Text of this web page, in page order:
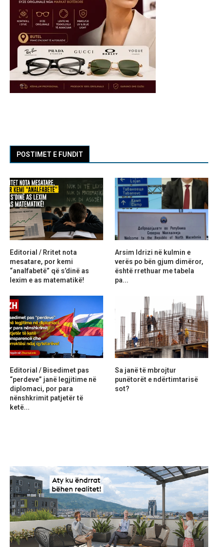
POSTIMET E FUNDIT
Editorial / Rritet nota
mesatare, por kemi
“analfabetë” që s’dinë as
lexim e as matematikë!
Arsim Idrizi në kulmin e
verës po bën gjum dimëror,
është rrethuar me tabela
pa...
Editorial / Bisedimet pas
“perdeve” janë legjitime në
diplomaci, por para
nënshkrimit patjetër të
ketë...
Sa janë të mbrojtur
punëtorët e ndërtimtarisë
sot?